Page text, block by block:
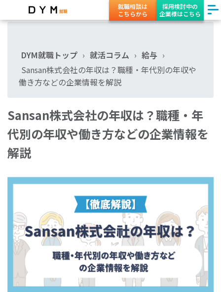
就職相談は
こちらから
採用検討中の
企業様はこちら
DYM就職トップ › 就活コラム › 給与 ›
Sansan株式会社の年収は？職種・年代別の年収や
働き方などの企業情報を解説
Sansan株式会社の年収は？職種・年
代別の年収や働き方などの企業情報を
解説